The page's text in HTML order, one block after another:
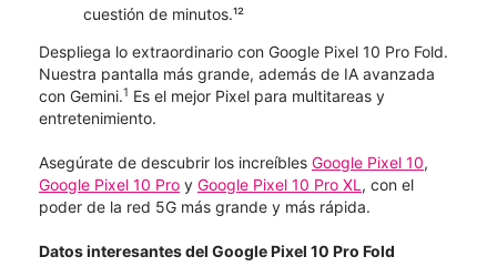
cuestión de minutos.¹²
Despliega lo extraordinario con Google Pixel 10 Pro Fold.
Nuestra pantalla más grande, además de IA avanzada
con Gemini.1 Es el mejor Pixel para multitareas y
entretenimiento.
Asegúrate de descubrir los increíbles Google Pixel 10,
Google Pixel 10 Pro y Google Pixel 10 Pro XL , con el
poder de la red 5G más grande y más rápida.
Datos interesantes del Google Pixel 10 Pro Fold